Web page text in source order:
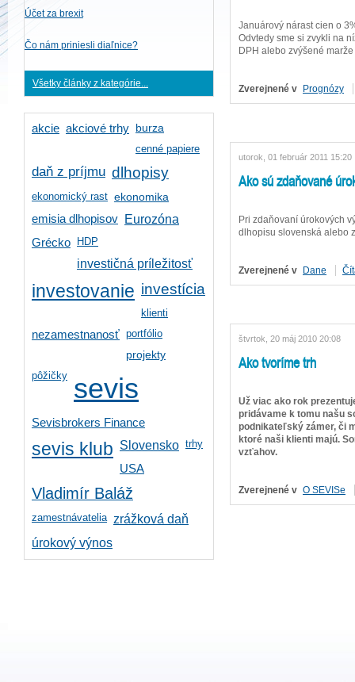
Účet za brexit
Čo nám priniesli diaľnice?
Všetky články z kategórie...
akcie akciové trhy burza
cenné papiere
daň z príjmu dlhopisy
ekonomický rast ekonomika
emisia dlhopisov
Eurozóna
Grécko HDP
investičná príležitosť
investovanie investícia
klienti
nezamestnanosť portfólio
projekty
pôžičky sevis
Sevisbrokers Finance
sevis klub Slovensko trhy
USA
Vladimír Baláž
zamestnávatelia zrážková daň
úrokový výnos
Januárový nárast cien o
Odvtedy sme si zvykli na
DPH alebo zvýšené
Zverejnené v Prognózy
utorok, 01 február 2011 15:20
Ako sú zdaňované
Pri zdaňovaní úrokových
dlhopisu slovenská alebo
Zverejnené v Dane
štvrtok, 20 máj 2010 20:08
Ako tvoríme trh
Už viac ako rok
pridávame k tomu našu
podnikateľský zámer, či
ktoré naši klienti majú.
vzťahov.
Zverejnené v O SEVISe